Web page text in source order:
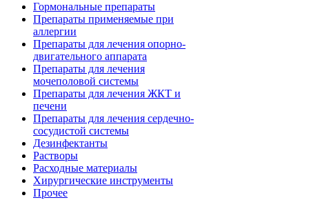
Гормональные препараты
Препараты применяемые при
аллергии
Препараты для лечения опорно-
двигательного аппарата
Препараты для лечения
мочеполовой системы
Препараты для лечения ЖКТ и
печени
Препараты для лечения сердечно-
сосудистой системы
Дезинфектанты
Растворы
Расходные материалы
Хирургические инструменты
Прочее